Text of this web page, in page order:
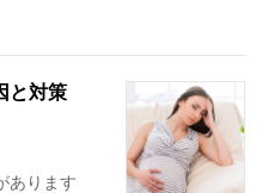
と対策
あります